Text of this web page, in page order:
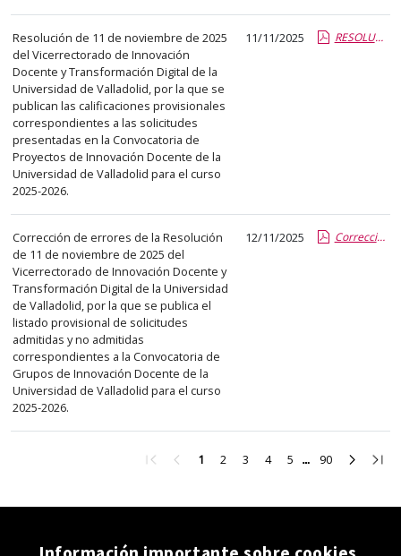
Resolución de 11 de noviembre de 2025
del Vicerrectorado de Innovación
Docente y Transformación Digital de la
Universidad de Valladolid, por la que se
publican las calificaciones provisionales
correspondientes a las solicitudes
presentadas en la Convocatoria de
Proyectos de Innovación Docente de la
Universidad de Valladolid para el curso
2025-2026.
11/11/2025 RESOLUCIÓN PROVISIONAL SOLICITUDES PID 2025-26.pdf.pdf
Corrección de errores de la Resolución
de 11 de noviembre de 2025 del
Vicerrectorado de Innovación Docente y
Transformación Digital de la Universidad
de Valladolid, por la que se publica el
listado provisional de solicitudes
admitidas y no admitidas
correspondientes a la Convocatoria de
Grupos de Innovación Docente de la
Universidad de Valladolid para el curso
2025-2026.
12/11/2025 Corrección de errores - RESOLUCIÓN PROVISIONAL DE SOLICITUDES GID 25-26.pdf.pdf
Ir
primera
Ir
página
1 2Ir
página
3
página
4Ir
página
5
página
90Ir
página
Ir
página
Ir